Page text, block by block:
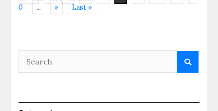
0
... » Last »